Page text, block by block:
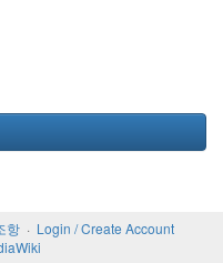
항
Login / Create Account